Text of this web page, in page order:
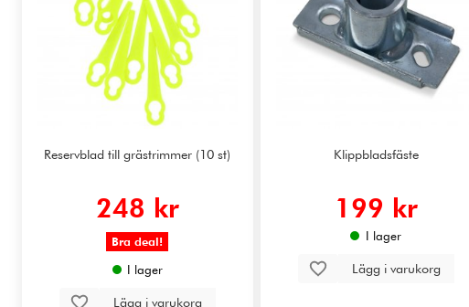
Reservblad till grästrimmer (10 st)
248 kr
Bra deal!
I lager
Lägg i varukorg
Klippbladsfäste
199 kr
I lager
Lägg i varukorg